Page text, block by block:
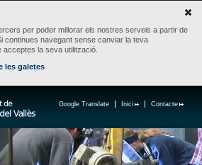
per poder millorar els nostres serveis a partir de
continues navegant sense canviar la teva
la seva utilització.
les galetes
Contacte
Inici
Google Translate